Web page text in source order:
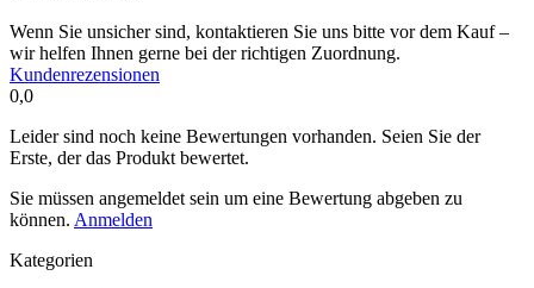
Wenn Sie unsicher sind, kontaktieren Sie uns bitte vor dem Kauf –
wir helfen Ihnen gerne bei der richtigen Zuordnung.
Kundenrezensionen
0,0
Leider sind noch keine Bewertungen vorhanden. Seien Sie der
Erste, der das Produkt bewertet.
Sie müssen angemeldet sein um eine Bewertung abgeben zu
können. Anmelden
Kategorien